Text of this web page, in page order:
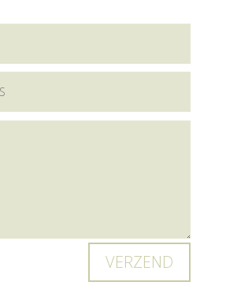
VERZEND